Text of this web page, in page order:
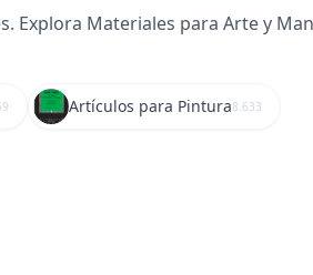
Materiales para Arte y
Artículos para Pintura8.633